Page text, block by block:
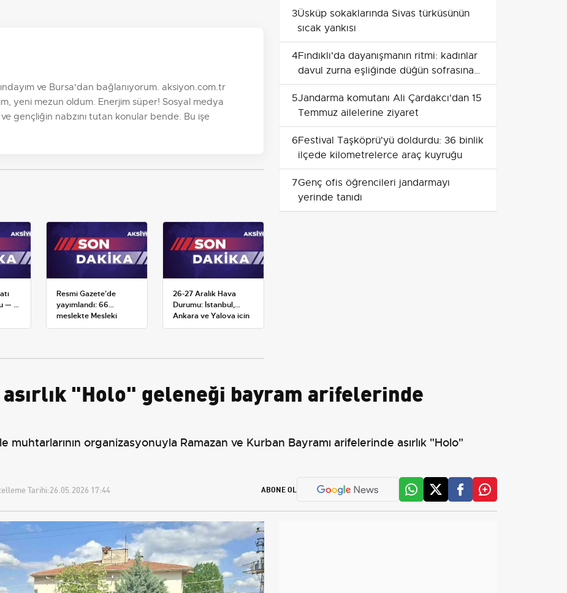
ve Bursa'dan bağlanıyorum. aksiyon.com.tr
yeni mezun oldum. Enerjim süper! Sosyal medya
gençliğin nabzını tutan konular bende. Bu işe
— 1
Resmi Gazete'de
yayımlandı: 66
meslekte Mesleki
Yeterlilik Belgesi
26-27 Aralık Hava
Durumu: İstanbul,
Ankara ve Yalova için
Kar Tahminleri
3Üsküp sokaklarında Sivas türküsünün
sıcak yankısı
4Fındıklı'da dayanışmanın ritmi: kadınlar
davul zurna eşliğinde düğün sofrasına
taşınıyor
5Jandarma komutanı Ali Çardakcı'dan 15
Temmuz ailelerine ziyaret
6Festival Taşköprü'yü doldurdu: 36 binlik
ilçede kilometrelerce araç kuyruğu
7Genç ofis öğrencileri jandarmayı
yerinde tanıdı
asırlık "Holo" geleneği bayram arifelerinde
muhtarlarının organizasyonuyla Ramazan ve Kurban Bayramı arifelerinde asırlık "Holo"
Tarihi:26.05.2026 17:44 ABONE OL